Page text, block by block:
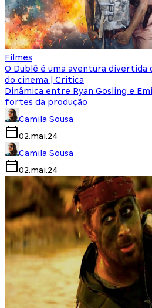
Filmes
O Dublê é uma aventura divertida
do cinema | Crítica
Dinâmica entre Ryan Gosling e
fortes da produção
Camila Sousa
02.mai.24
Camila Sousa
02.mai.24